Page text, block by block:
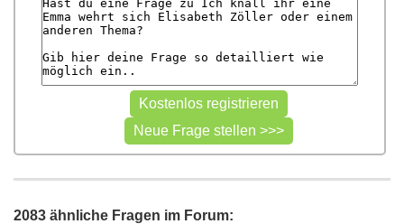
2083 ähnliche Fragen im Forum: